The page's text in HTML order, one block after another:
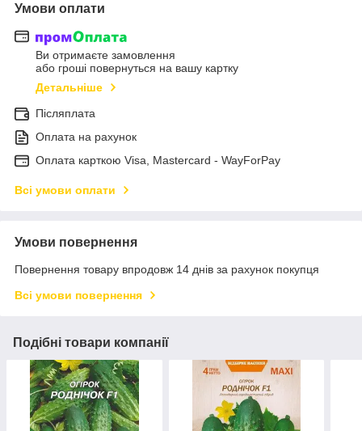
Умови оплати
Ви отримаєте замовлення
або гроші повернуться на вашу картку
Детальніше
Післяплата
Оплата на рахунок
Оплата карткою Visa, Mastercard - WayForPay
Всі умови оплати
Умови повернення
Повернення товару впродовж 14 днів за рахунок покупця
Всі умови повернення
Подібні товари компанії